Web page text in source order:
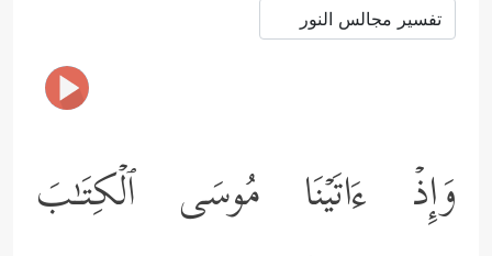
وَإِذۡ ءَاتَیۡنَا مُوسَى ٱلۡكِتَـٰبَ